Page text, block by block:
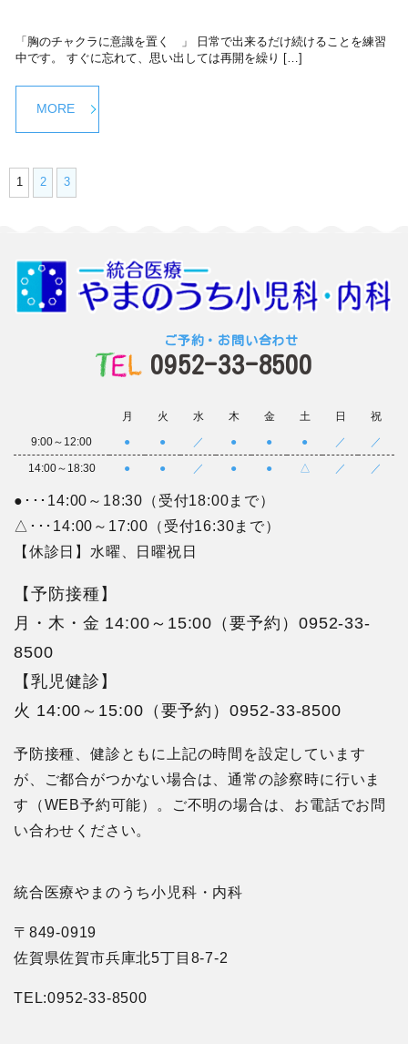
「胸のチャクラに意識を置く 」 日常で出来るだけ続けることを練習
中です。 すぐに忘れて、思い出しては再開を繰り […]
MORE
1 2 3
ご予約・お問い合わせ
0952-33-8500
月 火 水 木 金 土 日
祝
9:00～12:00
● ● ／ ● ● ● ／ ／
14:00～18:30 ● ● ／ ● ● △ ／ ／
●･･･14:00～18:30（受付18:00まで）
△･･･14:00～17:00（受付16:30まで）
【休診日】水曜、日曜祝日
【予防接種】
月・木・金 14:00～15:00（要予約） 0952-33-
8500
【乳児健診】
火 14:00～15:00（要予約）0952-33-8500
予防接種、健診ともに上記の時間を設定しています
が、ご都合がつかない場合は、通常の診察時に行いま
す（WEB予約可能）。ご不明の場合は、お電話でお問
い合わせください。
統合医療やまのうち小児科・内科
〒849-0919
佐賀県佐賀市兵庫北5丁目8-7-2
TEL:0952-33-8500